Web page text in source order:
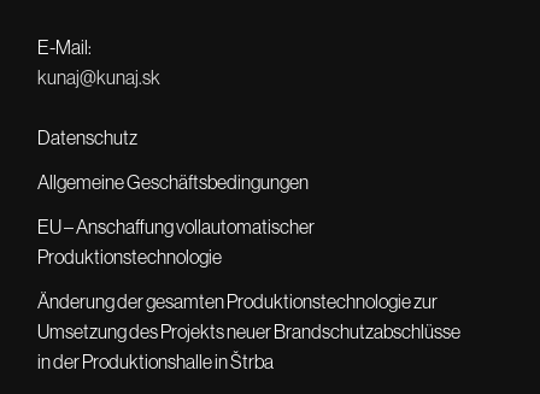
E-Mail:
kunaj@kunaj.sk
Datenschutz
Allgemeine Geschäftsbedingungen
EU – Anschaffung vollautomatischer
Produktionstechnologie
Änderung der gesamten Produktionstechnologie zur
Umsetzung des Projekts neuer Brandschutzabschlüsse
in der Produktionshalle in Štrba